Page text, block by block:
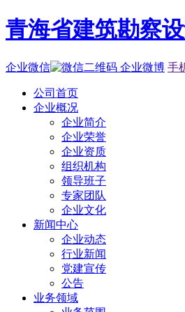
青海省建筑勘察
企业微信 企业微博 手
公司首页
企业概况
企业简介
企业荣誉
企业资质
组织机构
领导班子
专家团队
企业文化
新闻中心
企业动态
行业新闻
党建宣传
公告
业务领域